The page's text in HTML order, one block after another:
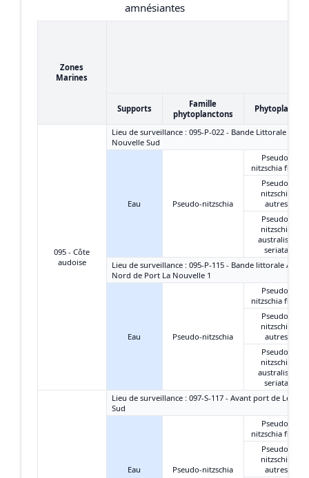
amnésiantes
Zones
Marines
Supports
Famille
phytoplanctons
095 - Côte
audoise
Lieu de surveillance : 095-P-022 - Bande Littorale -
Nouvelle Sud
Eau Pseudo-nitzschia
Pseudo-
nitzschia fines
Pseudo-
nitzschia
autres
Pseudo-
nitzschia
australis +
seriata
Lieu de surveillance : 095-P-115 - Bande littorale Aude -
Nord de Port La Nouvelle 1
Eau Pseudo-nitzschia
Pseudo-
nitzschia fines
Pseudo-
nitzschia
autres
Pseudo-
nitzschia
australis +
seriata
Lieu de surveillance : 097-S-117 - Avant port de
Sud
Eau Pseudo-nitzschia
Pseudo-
nitzschia fines
Pseudo-
nitzschia
autres